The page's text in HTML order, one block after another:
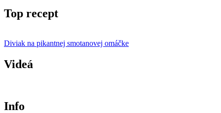
Top recept
Diviak na pikantnej smotanovej omáčke
Videá
Info